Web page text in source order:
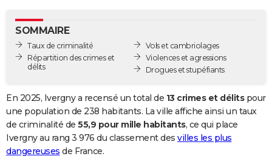
GUIDES D'ACHAT
BONS PLANS
Carte de Noël
Carte Bonne année
Carte Saint-Valentin
Carte Pâques
Carte d'anniversaire
DICTIONNAIRE
Dictionnaire
Biographies
Citations
Expressions
Proverbes
PROGRAMME TV
SOMMAIRE
Taux de criminalité
Répartition des crimes et
délits
Vols et cambriolages
Violences et agressions
Drogues et stupéfiants
En 2025, Ivergny a recensé un total de 13 crimes et délitspour
une population de 238 habitants. La ville affiche ainsi un taux
de criminalité de 55,9 pour mille habitants, ce qui place
Ivergny au rang 3 976 du classement des villes les plus
dangereuses de France.